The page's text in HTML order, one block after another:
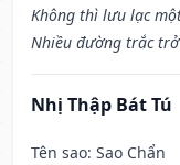
Không thì lưu lạc
Nhiều đường trắc
Nhị Thập Bát Tú
Tên sao: Sao Chẩn